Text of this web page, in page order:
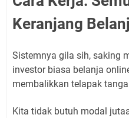
Keranjang
Sistemnya gila sih, saking
investor biasa belanja
membalikkan telapak
Kita tidak butuh modal